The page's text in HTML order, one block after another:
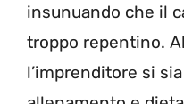
insunuando che il
troppo repentino.
l’imprenditore si